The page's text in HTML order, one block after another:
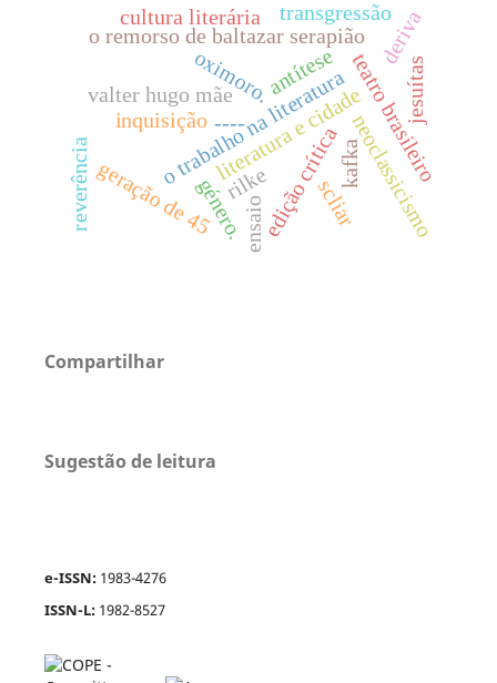
----
valter hugo mãeliteratura e cidade
o trabalho na literaturateatro brasileiro
edição crítica
o remorso de baltazar serapião
antítese
oximoro.
rilke neoclassicismo
geração de 45 kafka
scliar
reverência
transgressão
ensaio
inquisição jesuítas
género.
cultura literária deriva
Compartilhar
Sugestão de leitura
e-ISSN: 1983-4276
ISSN-L: 1982-8527